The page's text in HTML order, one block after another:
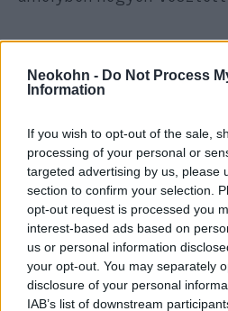
Neokohn - Do Not Process
Information
If you wish to opt-out of the sale,
processing of your personal or
targeted advertising by us, please
section to confirm your selection.
opt-out request is processed you
interest-based ads based on
us or personal information
your opt-out. You may separately
disclosure of your personal
IAB’s list of downstream
A 2017-es évről tavaly
jogok nemzeti
jelentés szerint
„a zsidók az egyik
kisebbség,
legelfogadottabb a
által, a
előítéletek
amelyek a